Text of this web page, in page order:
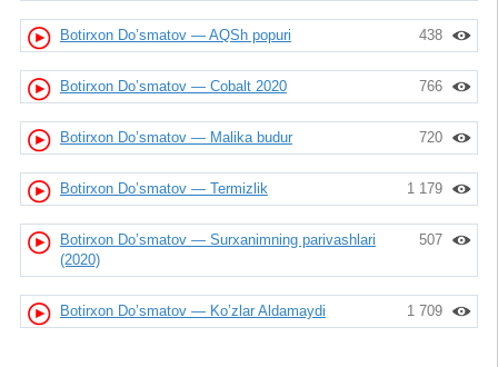
438
Botirxon Do’smatov — AQSh popuri
766
Botirxon Do’smatov — Cobalt 2020
720
Botirxon Do’smatov — Malika budur
1 179
Botirxon Do’smatov — Termizlik
507
Botirxon Do’smatov — Surxanimning parivashlari
(2020)
1 709
Botirxon Do’smatov — Ko’zlar Aldamaydi